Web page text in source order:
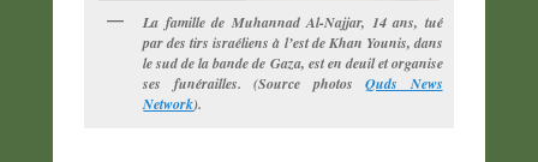
La famille de Muhannad Al-Najjar, 14 ans, tué
par des tirs israéliens à l’est de Khan Younis, dans
le sud de la bande de Gaza, est en deuil et organise
ses funérailles. (Source photosQuds News
Network).